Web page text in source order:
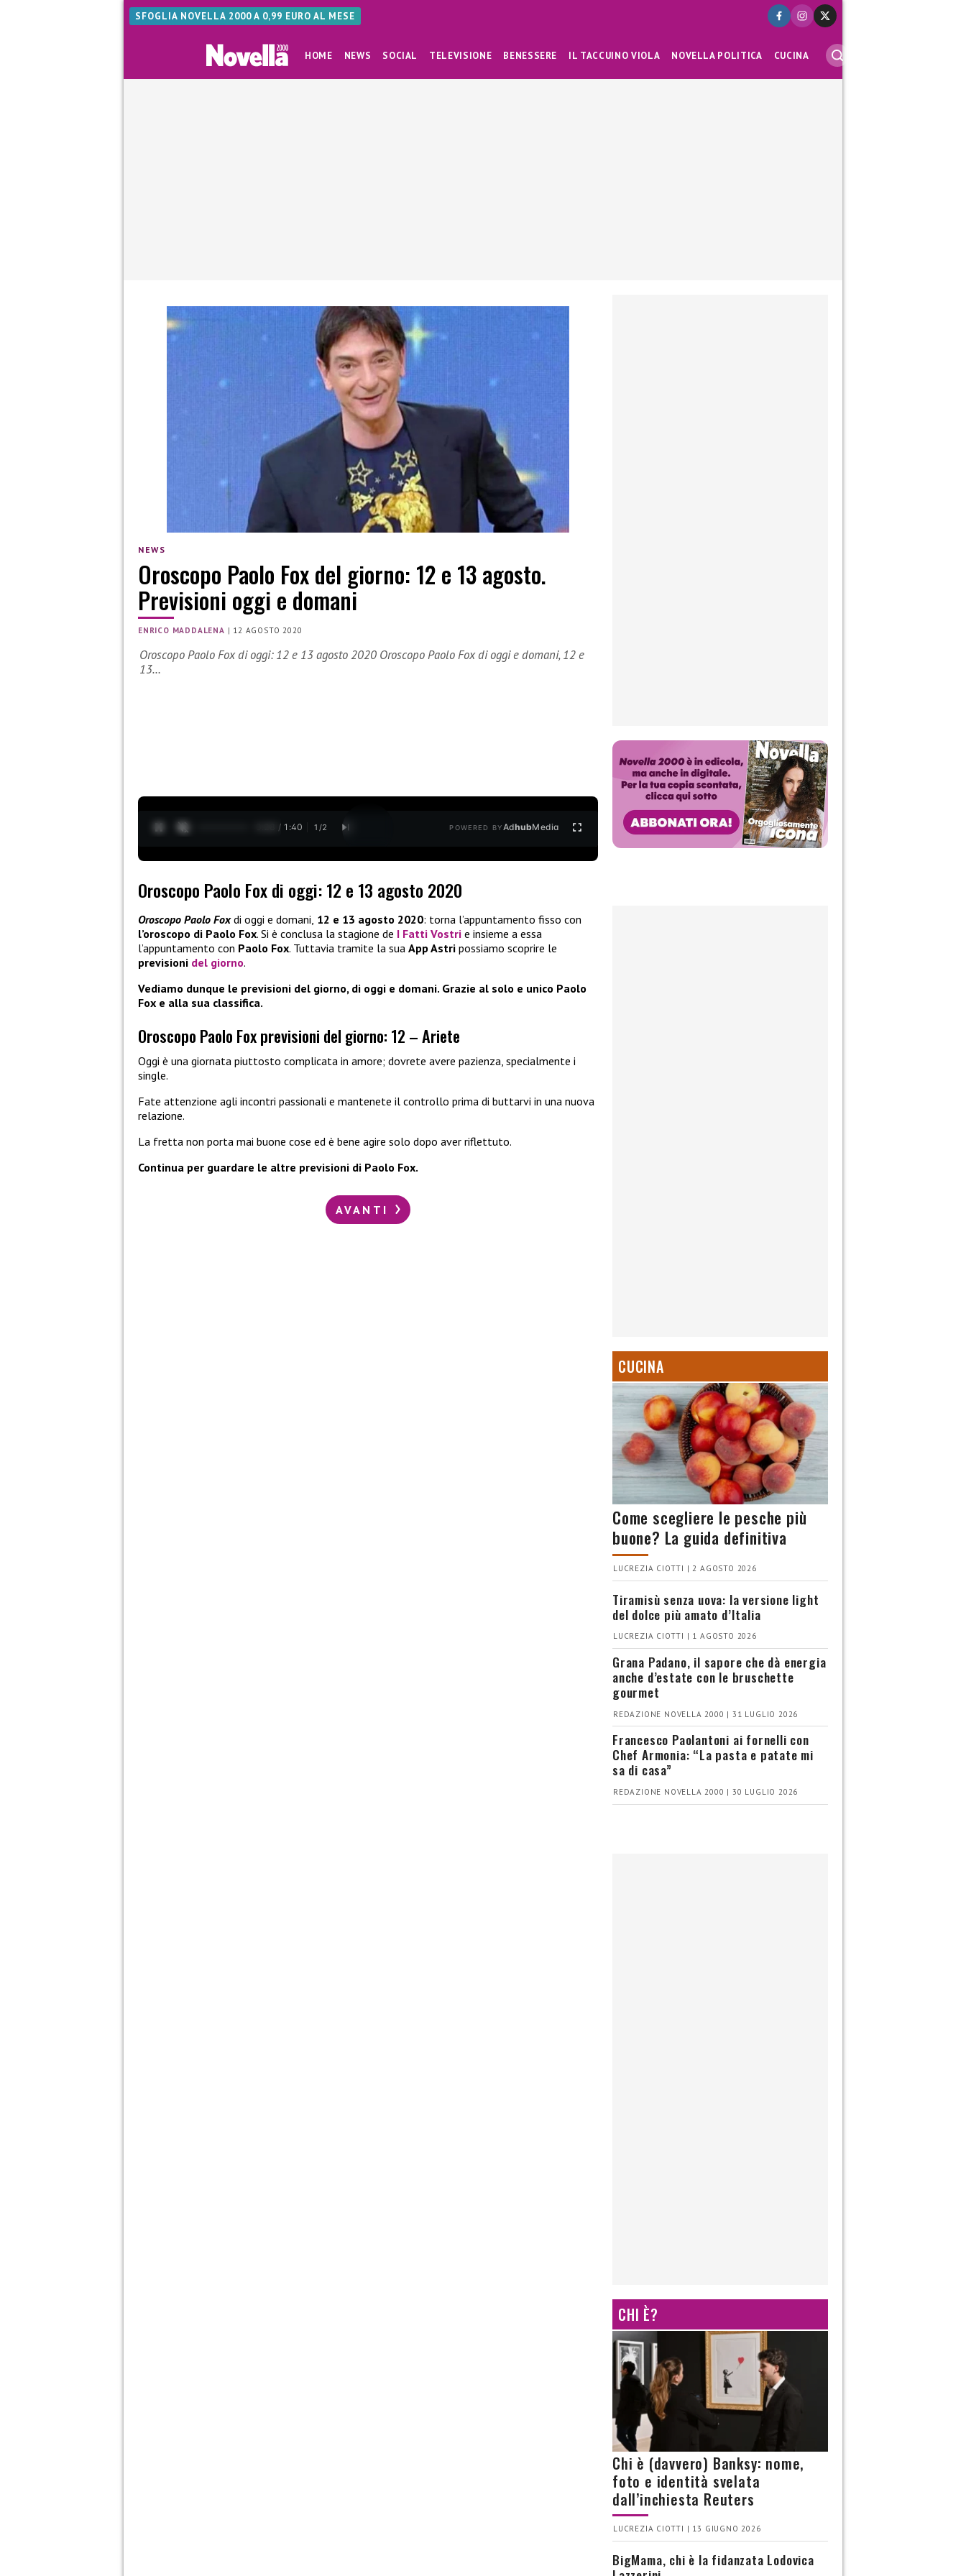
SFOGLIA NOVELLA 2000 A 0,99 EURO AL MESE
HOME NEWS SOCIAL TELEVISIONE BENESSERE IL TACCUINO VIOLA NOVELLA POLITICA CUCINA
NEWS
Oroscopo Paolo Fox del giorno: 12 e 13 agosto.
Previsioni oggi e domani
ENRICO MADDALENA | 12 AGOSTO 2020
Oroscopo Paolo Fox di oggi: 12 e 13 agosto 2020 Oroscopo Paolo Fox di oggi e domani, 12 e
13…
0:29 / 1:40 1 /2 POWERED BYAdhubMedia
Oroscopo Paolo Fox di oggi: 12 e 13 agosto 2020
Oroscopo Paolo Fox di oggi e domani, 12 e 13 agosto 2020: torna l’appuntamento fisso con
l’oroscopo di Paolo Fox. Si è conclusa la stagione de I Fatti Vostri e insieme a essa
l’appuntamento con Paolo Fox. Tuttavia tramite la sua App Astri possiamo scoprire le
previsioni del giorno.
Vediamo dunque le previsioni del giorno, di oggi e domani. Grazie al solo e unico Paolo
Fox e alla sua classifica.
Oroscopo Paolo Fox previsioni del giorno: 12 – Ariete
Oggi è una giornata piuttosto complicata in amore; dovrete avere pazienza, specialmente i
single.
Fate attenzione agli incontri passionali e mantenete il controllo prima di buttarvi in una nuova
relazione.
La fretta non porta mai buone cose ed è bene agire solo dopo aver riflettuto.
Continua per guardare le altre previsioni di Paolo Fox.
AVANTI
CUCINA
Come scegliere le pesche più
buone? La guida definitiva
LUCREZIA CIOTTI | 2 AGOSTO 2026
Tiramisù senza uova: la versione light
del dolce più amato d’Italia
LUCREZIA CIOTTI | 1 AGOSTO 2026
Grana Padano, il sapore che dà energia
anche d’estate con le bruschette
gourmet
REDAZIONE NOVELLA 2000 | 31 LUGLIO 2026
Francesco Paolantoni ai fornelli con
Chef Armonia: “La pasta e patate mi
sa di casa”
REDAZIONE NOVELLA 2000 | 30 LUGLIO 2026
CHI È?
Chi è (davvero) Banksy: nome,
foto e identità svelata
dall’inchiesta Reuters
LUCREZIA CIOTTI | 13 GIUGNO 2026
BigMama, chi è la fidanzata Lodovica